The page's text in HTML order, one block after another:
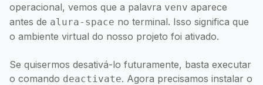
operacional, vemos que a palavra venv aparece
antes de alura-space no terminal. Isso significa que
o ambiente virtual do nosso projeto foi ativado.
Se quisermos desativá-lo futuramente, basta executar
o comando deactivate. Agora precisamos instalar o